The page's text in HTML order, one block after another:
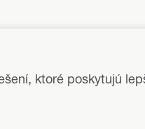
ktoré poskytujú